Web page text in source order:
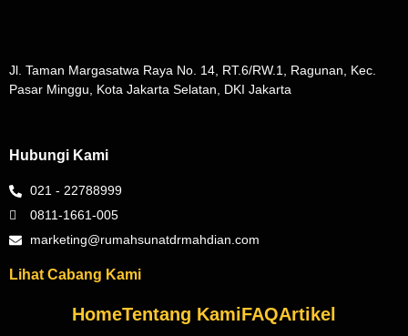
Jl. Taman Margasatwa Raya No. 14, RT.6/RW.1, Ragunan, Kec.
Pasar Minggu, Kota Jakarta Selatan, DKI Jakarta
Hubungi Kami
021 - 22788999
0811-1661-005
marketing@rumahsunatdrmahdian.com
Lihat Cabang Kami
HomeTentang KamiFAQArtikel